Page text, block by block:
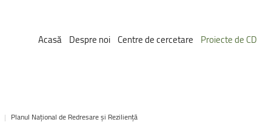
Acasă Despre noi Centre de cercetare Proiecte de CD
| Planul Național de Redresare și Reziliență